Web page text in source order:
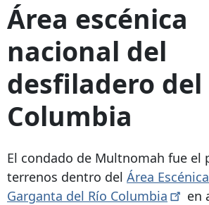
Área escénica
nacional del
desfiladero
Columbia
El condado de Multnomah fue el
terrenos dentro del Área
Garganta del Río Columbia
en